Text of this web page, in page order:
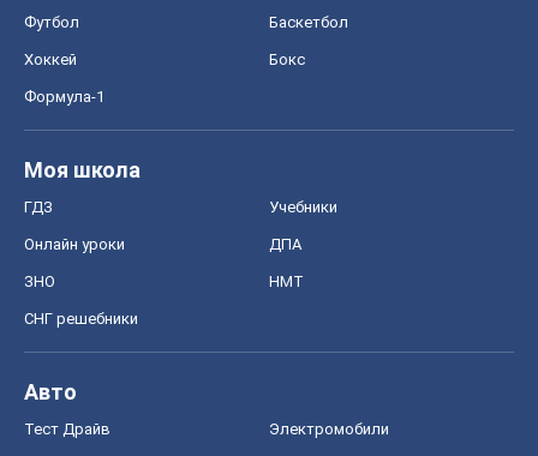
Футбол Баскетбол
Хоккей Бокс
Формула-1
Моя школа
ГДЗ Учебники
Онлайн уроки ДПА
ЗНО НМТ
СНГ решебники
Авто
Тест Драйв Электромобили